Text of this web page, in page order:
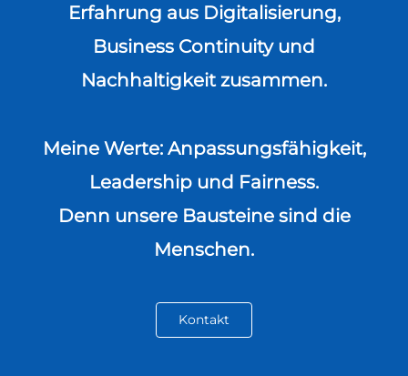
Erfahrung aus Digitalisierung,
Business Continuity und
Nachhaltigkeit zusammen.
Meine Werte: Anpassungsfähigkeit,
Leadership und Fairness.
Denn unsere Bausteine sind die
Menschen.
Kontakt